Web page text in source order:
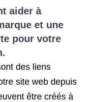
aider à
et une
pour votre
des liens
site web depuis
être créés à